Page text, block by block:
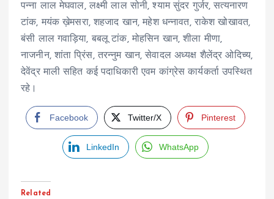
पन्ना लाल मेघवाल, लक्ष्मी लाल सोनी, श्याम सुंदर गुर्जर, सत्यनारण
टांक, मयंक ख़ेमसरा, शहजाद खान, महेश धन्नावत, राकेश खोखावत,
बंसी लाल गवाड़िया, बबलू टांक, मोहसिन खान, शीला मीणा,
नाजनीन, शांता प्रिंस, तरन्नुम खान, सेवादल अध्यक्ष शैलेंद्र ओदिच्य,
देवेंद्र माली सहित कई पदाधिकारी एवम कांग्रेस कार्यकर्ता उपस्थित
रहे।
Facebook Twitter/X Pinterest
LinkedIn WhatsApp
Related